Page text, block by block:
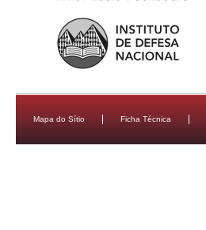
Mapa do Sítio Ficha Técnica